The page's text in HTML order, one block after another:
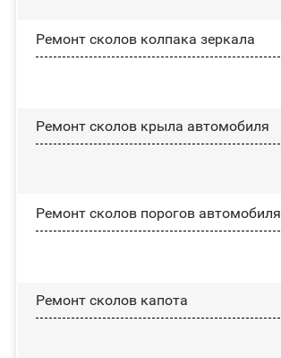
Ремонт сколов колпака зеркала
Ремонт сколов крыла автомобиля
Ремонт сколов порогов автомобиля
Ремонт сколов капота